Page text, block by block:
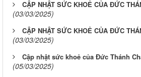
CẬP NHẬT SỨC KHOẺ CỦA ĐỨC
(03/03/2025)
CẬP NHẬT SỨC KHOẺ CỦA ĐỨC
(03/03/2025)
Cập nhật sức khoẻ của Đức Thánh
(05/03/2025)